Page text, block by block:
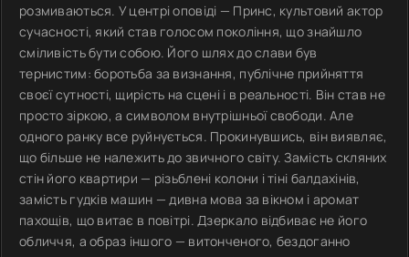
розмиваються. У центрі оповіді — Принс, культовий актор
сучасності, який став голосом покоління, що знайшло
сміливість бути собою. Його шлях до слави був
тернистим: боротьба за визнання, публічне прийняття
своєї сутності, щирість на сцені і в реальності. Він став не
просто зіркою, а символом внутрішньої свободи. Але
одного ранку все руйнується. Прокинувшись, він виявляє,
що більше не належить до звичного світу. Замість скляних
стін його квартири — різьблені колони і тіні балдахінів,
замість гудків машин — дивна мова за вікном і аромат
пахощів, що витає в повітрі. Дзеркало відбиває не його
обличчя, а образ іншого — витонченого, бездоганно